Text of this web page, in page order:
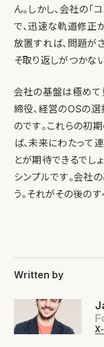
ん。しかし、会社の「
で、迅速な軌道修正
放置すれば、問題が
そ取り返しがつかな
会社の基盤は極めて
締役、経営のOSの
のです。これらの初
ば、未来にわたって
とが期待できるでし
シンプルです。会社
う。それがその後の
Written by